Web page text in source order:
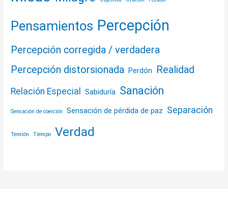
Pensamientos Percepción
Percepción corregida / verdadera
Percepción distorsionada Perdón Realidad
Relación Especial Sabiduría Sanación
Sensación de coerción Sensación de pérdida de paz Separación
Tensión Tiempo Verdad